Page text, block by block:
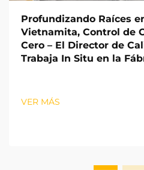
Profundizando Raíces
Vietnamita, Control de
Cero – El Director de
Trabaja In Situ en la
VER MÁS